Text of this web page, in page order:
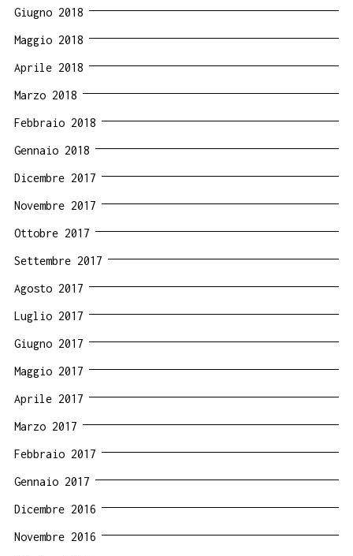
Giugno 2018
Maggio 2018
Aprile 2018
Marzo 2018
Febbraio 2018
Gennaio 2018
Dicembre 2017
Novembre 2017
Ottobre 2017
Settembre 2017
Agosto 2017
Luglio 2017
Giugno 2017
Maggio 2017
Aprile 2017
Marzo 2017
Febbraio 2017
Gennaio 2017
Dicembre 2016
Novembre 2016